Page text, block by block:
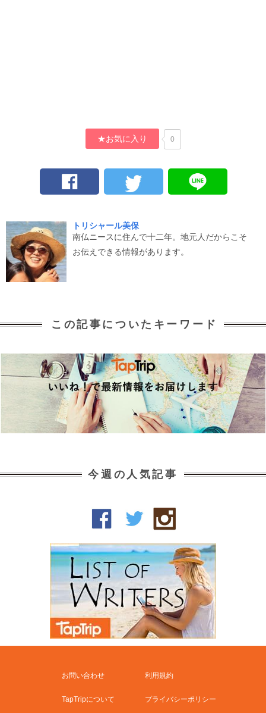
★お気に入り 0
トリシャール美保
南仏ニースに住んで十二年。地元人だからこそ
お伝えできる情報があります。
この記事についたキーワード
今週の人気記事
お問い合わせ 利用規約
TapTripについて プライバシーポリシー